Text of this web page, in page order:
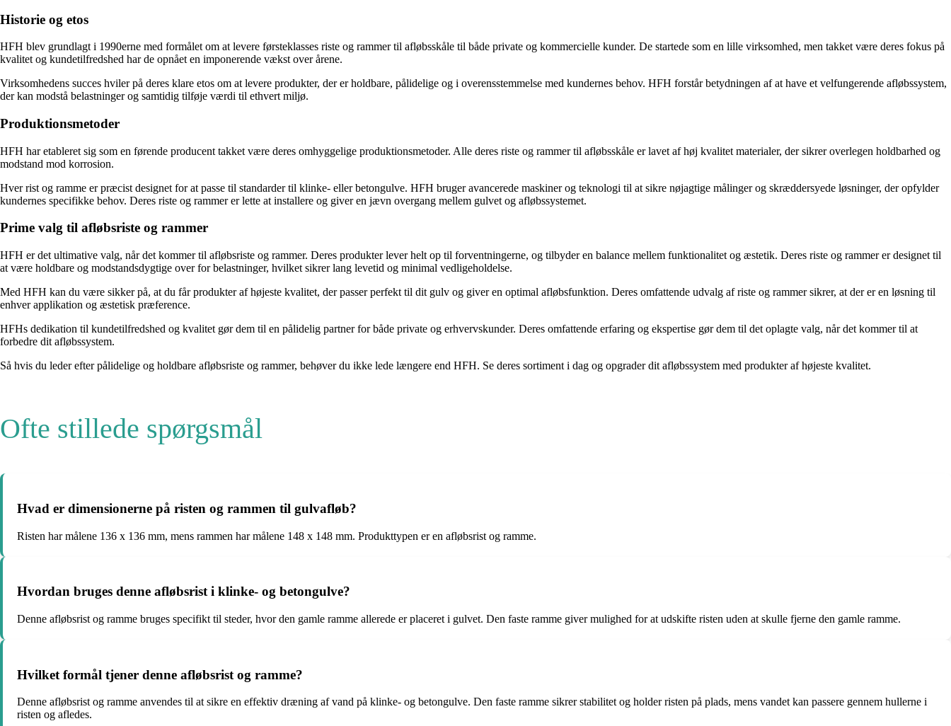
Historie og etos
HFH blev grundlagt i 1990erne med formålet om at levere førsteklasses riste og rammer til afløbsskåle til både private og kommercielle kunder. De startede som en lille virksomhed, men takket være deres fokus på
kvalitet og kundetilfredshed har de opnået en imponerende vækst over årene.
Virksomhedens succes hviler på deres klare etos om at levere produkter, der er holdbare, pålidelige og i overensstemmelse med kundernes behov. HFH forstår betydningen af at have et velfungerende afløbssystem,
der kan modstå belastninger og samtidig tilføje værdi til ethvert miljø.
Produktionsmetoder
HFH har etableret sig som en førende producent takket være deres omhyggelige produktionsmetoder. Alle deres riste og rammer til afløbsskåle er lavet af høj kvalitet materialer, der sikrer overlegen holdbarhed og
modstand mod korrosion.
Hver rist og ramme er præcist designet for at passe til standarder til klinke- eller betongulve. HFH bruger avancerede maskiner og teknologi til at sikre nøjagtige målinger og skræddersyede løsninger, der opfylder
kundernes specifikke behov. Deres riste og rammer er lette at installere og giver en jævn overgang mellem gulvet og afløbssystemet.
Prime valg til afløbsriste og rammer
HFH er det ultimative valg, når det kommer til afløbsriste og rammer. Deres produkter lever helt op til forventningerne, og tilbyder en balance mellem funktionalitet og æstetik. Deres riste og rammer er designet til
at være holdbare og modstandsdygtige over for belastninger, hvilket sikrer lang levetid og minimal vedligeholdelse.
Med HFH kan du være sikker på, at du får produkter af højeste kvalitet, der passer perfekt til dit gulv og giver en optimal afløbsfunktion. Deres omfattende udvalg af riste og rammer sikrer, at der er en løsning til
enhver applikation og æstetisk præference.
HFHs dedikation til kundetilfredshed og kvalitet gør dem til en pålidelig partner for både private og erhvervskunder. Deres omfattende erfaring og ekspertise gør dem til det oplagte valg, når det kommer til at
forbedre dit afløbssystem.
Så hvis du leder efter pålidelige og holdbare afløbsriste og rammer, behøver du ikke lede længere end HFH. Se deres sortiment i dag og opgrader dit afløbssystem med produkter af højeste kvalitet.
Ofte stillede spørgsmål
Hvad er dimensionerne på risten og rammen til gulvafløb?
Risten har målene 136 x 136 mm, mens rammen har målene 148 x 148 mm. Produkttypen er en afløbsrist og ramme.
Hvordan bruges denne afløbsrist i klinke- og betongulve?
Denne afløbsrist og ramme bruges specifikt til steder, hvor den gamle ramme allerede er placeret i gulvet. Den faste ramme giver mulighed for at udskifte risten uden at skulle fjerne den gamle ramme.
Hvilket formål tjener denne afløbsrist og ramme?
Denne afløbsrist og ramme anvendes til at sikre en effektiv dræning af vand på klinke- og betongulve. Den faste ramme sikrer stabilitet og holder risten på plads, mens vandet kan passere gennem hullerne i
risten og afledes.